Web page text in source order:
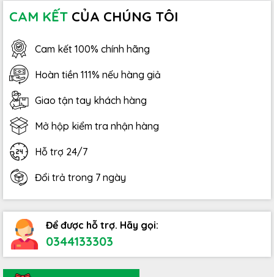
CAM KẾT CỦA CHÚNG TÔI
Cam kết 100% chính hãng
Hoàn tiền 111% nếu hàng giả
Giao tận tay khách hàng
Mở hộp kiểm tra nhận hàng
Hỗ trợ 24/7
Đổi trả trong 7 ngày
Để được hỗ trợ. Hãy gọi:
0344133303